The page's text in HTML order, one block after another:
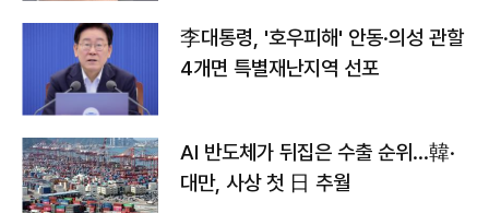
李대통령, '호우피해' 안동·의성 관할
4개면 특별재난지역 선포
AI 반도체가 뒤집은 수출 순위…韓·
대만, 사상 첫 日 추월